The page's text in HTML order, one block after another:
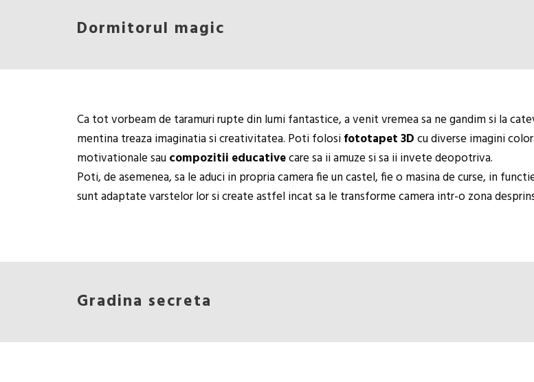
Dormitorul magic
Ca tot vorbeam de taramuri rupte din lumi fantastice, a venit vremea sa ne gandim si la
mentina treaza imaginatia si creativitatea. Poti folosifototapet 3Dcu diverse imagini
motivationale saucompozitii educativecare sa ii amuze si sa ii invete deopotriva.
Poti, de asemenea, sa le aduci in propria camera fie un castel, fie o masina de curse, in
sunt adaptate varstelor lor si create astfel incat sa le transforme camera intr-o zona
Gradina secreta